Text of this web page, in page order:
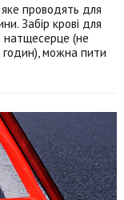
яке проводять для
Забір крові для
натщесерце (не
можна пити